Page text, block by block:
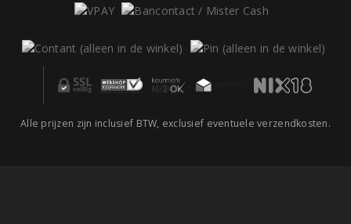
Alle prijzen zijn inclusief BTW, exclusief eventuele verzendkosten.